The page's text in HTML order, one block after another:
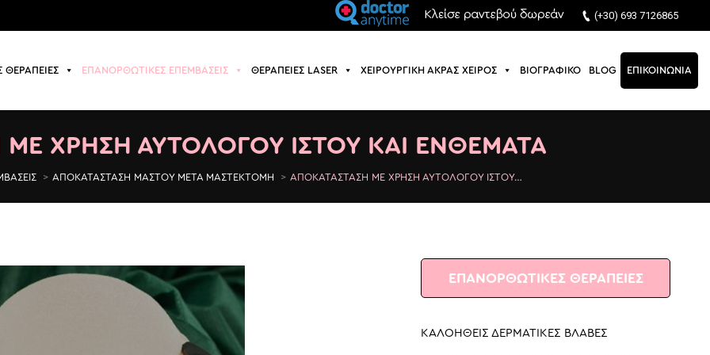
(+30) 693 7126865
ΘΕΡΑΠΕΙΕΣ ΕΠΑΝΟΡΘΩΤΙΚΕΣ ΕΠΕΜΒΑΣΕΙΣ ΘΕΡΑΠΕΙΕΣ LASER ΧΕΙΡΟΥΡΓΙΚΗ ΑΚΡΑΣ ΧΕΙΡΟΣ ΒΙΟΓΡΑΦΙΚΟ BLOG ΕΠΙΚΟΙΝΩΝΙΑ
ΧΡΗΣΗ ΑΥΤΟΛΟΓΟΥ ΙΣΤΟΥ ΚΑΙ ΕΝΘΕΜΑΤΑ
ΑΠΟΚΑΤΑΣΤΑΣΗ ΜΑΣΤΟΥ ΜΕΤΑ ΜΑΣΤΕΚΤΟΜΗ ΑΠΟΚΑΤΑΣΤΑΣΗ ΜΕ ΧΡΗΣΗ ΑΥΤΟΛΟΓΟΥ ΙΣΤΟΥ…
ΕΠΑΝΟΡΘΩΤΙΚΕΣ ΘΕΡΑΠΕΙΕΣ
ΚΑΛΟΗΘΕΙΣ ΔΕΡΜΑΤΙΚΕΣ ΒΛΑΒΕΣ
ΘΕΡΑΠΕΙΕΣ LASER ΧΕΙΡΟΥΡΓΙΚΗ ΑΚΡΑΣ ΧΕΙΡΟΣ ΒΙΟΓΡΑΦΙΚΟ BLOG